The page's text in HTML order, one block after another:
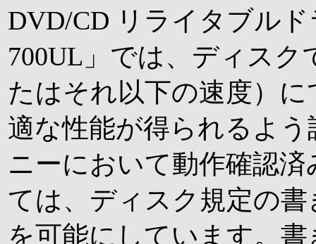
DVD/CD リライタブル
700UL」では、ディス
たはそれ以下の速度）
適な性能が得られるよ
ニーにおいて動作確認
ては、ディスク規定の
を可能にしています。